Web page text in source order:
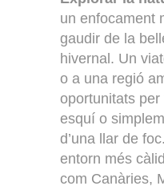
un enfocament
gaudir de la
hivernal. Un
o a una regió
oportunitats
esquí o
d’una llar de
entorn més
com Canàries,